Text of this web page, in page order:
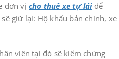
đơn vị cho thuê xe tự láiđể
giữ lại: Hộ khẩu bản chính, xe
viên tại đó sẽ kiểm chứng